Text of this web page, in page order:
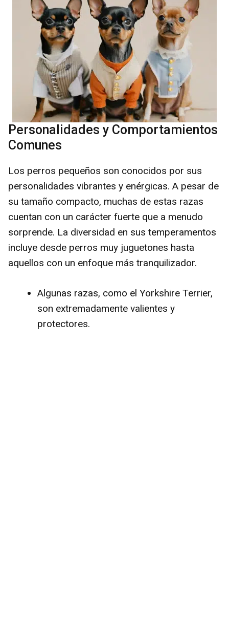
Personalidades y Comportamientos
Comunes
Los perros pequeños son conocidos por sus
personalidades vibrantes y enérgicas. A pesar de
su tamaño compacto, muchas de estas razas
cuentan con un carácter fuerte que a menudo
sorprende. La diversidad en sus temperamentos
incluye desde perros muy juguetones hasta
aquellos con un enfoque más tranquilizador.
Algunas razas, como el Yorkshire Terrier,
son extremadamente valientes y
protectores.